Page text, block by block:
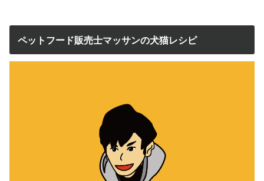
ペットフード販売士マッサンの犬猫レシピ